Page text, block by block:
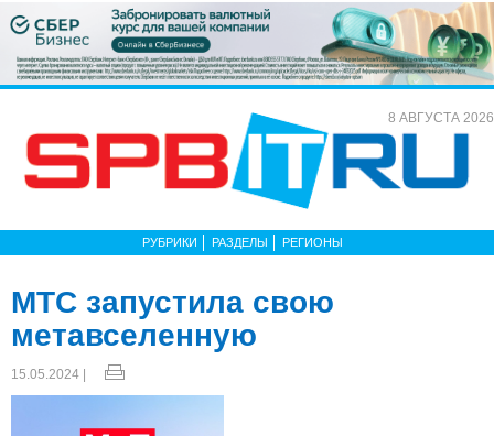
8 АВГУСТА 2026
РУБРИКИ РАЗДЕЛЫ РЕГИОНЫ
МТС запустила свою
метавселенную
15.05.2024 |